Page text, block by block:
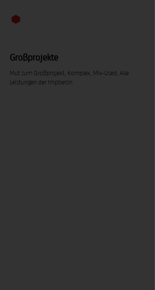
Großprojekte
Mut zum Großprojekt, Komplex, Mix-Used, Alle
Leistungen der hhpberlin